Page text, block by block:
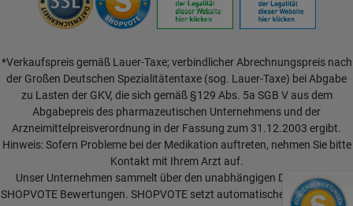
*Verkaufspreis gemäß Lauer-Taxe; verbindlicher Abrechnungspreis nach
der Großen Deutschen Spezialitätentaxe (sog. Lauer-Taxe) bei Abgabe
zu Lasten der GKV, die sich gemäß §129 Abs. 5a SGB V aus dem
Abgabepreis des pharmazeutischen Unternehmens und der
Arzneimittelpreisverordnung in der Fassung zum 31.12.2003 ergibt.
Hinweis: Sofern Probleme bei der Medikation auftreten, nehmen Sie bitte
Kontakt mit Ihrem Arzt auf.
Unser Unternehmen sammelt über den unabhängigen Dienstleister
SHOPVOTE Bewertungen. SHOPVOTE setzt automatische und manuelle